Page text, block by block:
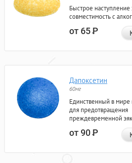
Быстрое
совместимость с
от 65Р
Дапоксетин
60мг
Единственный в мире
для предотвращения
преждевременной
от 90Р